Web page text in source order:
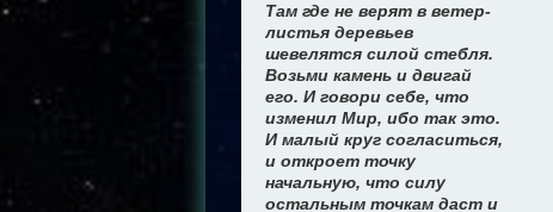
Там где не верят в ветер-
листья деревьев
шевелятся силой стебля.
Возьми камень и двигай
его. И говори себе, что
изменил Мир, ибо так это.
И малый круг согласиться,
и откроет точку
начальную, что силу
остальным точкам даст и